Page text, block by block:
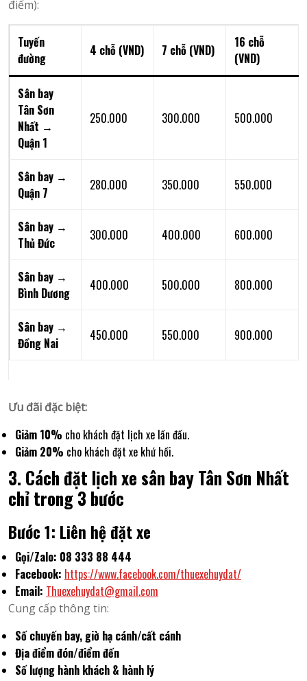
điểm):
Tuyến
đường
4 chỗ (VND) 7 chỗ (VND)
16 chỗ
(VND)
Sân bay
Tân Sơn
Nhất →
Quận 1
250.000 300.000 500.000
Sân bay →
Quận 7
280.000 350.000 550.000
Sân bay →
Thủ Đức
300.000 400.000 600.000
Sân bay →
Bình Dương
400.000 500.000 800.000
Sân bay →
Đồng Nai
450.000 550.000 900.000
Ưu đãi đặc biệt:
Giảm 10% cho khách đặt lịch xe lần đầu.
Giảm 20% cho khách đặt xe khứ hồi.
3. Cách đặt lịch xe sân bay Tân Sơn Nhất
chỉ trong 3 bước
Bước 1: Liên hệ đặt xe
Gọi/Zalo: 08 333 88 444
Facebook: https://www.facebook.com/thuexehuydat/
Email: Thuexehuydat@gmail.com
Cung cấp thông tin:
Số chuyến bay, giờ hạ cánh/cất cánh
Địa điểm đón/điểm đến
Số lượng hành khách & hành lý